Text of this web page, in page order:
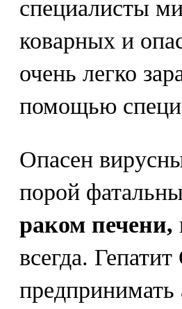
специалисты
коварных и
очень легко
помощью
Опасен
порой
раком печени,
всегда.